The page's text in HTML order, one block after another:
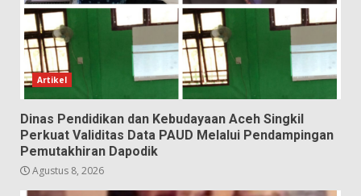
Artikel
Dinas Pendidikan dan Kebudayaan Aceh Singkil
Perkuat Validitas Data PAUD Melalui Pendampingan
Pemutakhiran Dapodik
Agustus 8, 2026